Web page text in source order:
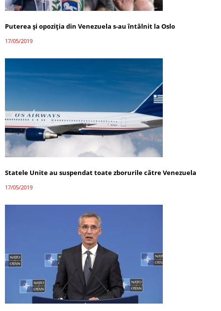
Puterea şi opoziţia din Venezuela s-au întâlnit la Oslo
17/05/2019
Statele Unite au suspendat toate zborurile către Venezuela
17/05/2019